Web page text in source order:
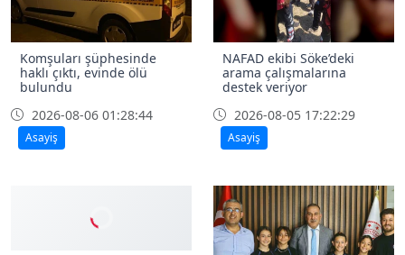
Komşuları şüphesinde
haklı çıktı, evinde ölü
bulundu
2026-08-06 01:28:44
Asayiş
NAFAD ekibi Söke’deki
arama çalışmalarına
destek veriyor
2026-08-05 17:22:29
Asayiş